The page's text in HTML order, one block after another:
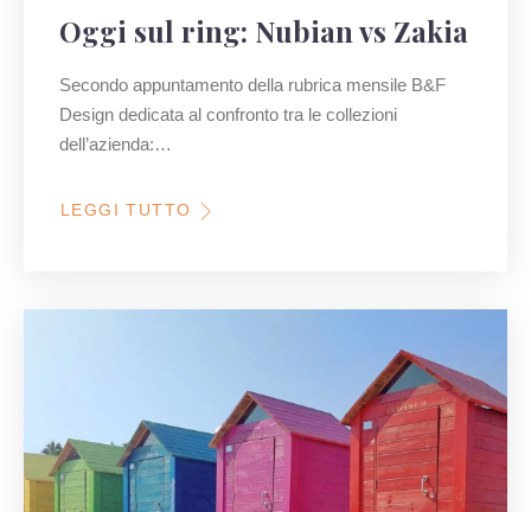
Oggi sul ring: Nubian vs Zakia
Secondo appuntamento della rubrica mensile B&F
Design dedicata al confronto tra le collezioni
dell’azienda:…
LEGGI TUTTO